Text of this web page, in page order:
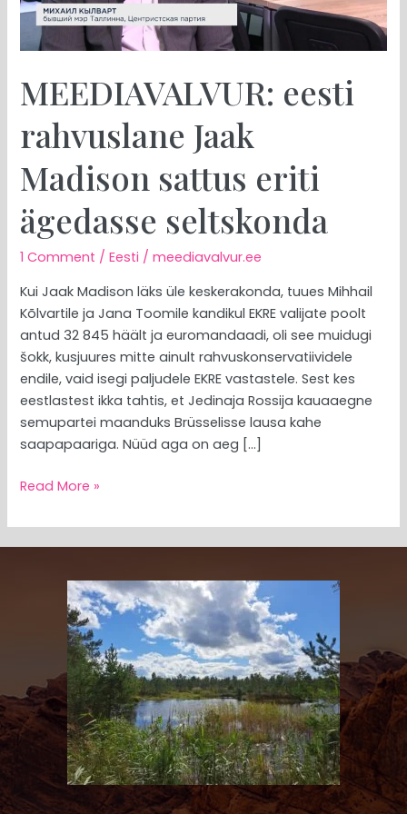
MEEDIAVALVUR: eesti
rahvuslane Jaak
Madison sattus eriti
ägedasse seltskonda
1 Comment /Eesti /meediavalvur.ee
Kui Jaak Madison läks üle keskerakonda, tuues Mihhail
Kõlvartile ja Jana Toomile kandikul EKRE valijate poolt
antud 32 845 häält ja euromandaadi, oli see muidugi
šokk, kusjuures mitte ainult rahvuskonservatiividele
endile, vaid isegi paljudele EKRE vastastele. Sest kes
eestlastest ikka tahtis, et Jedinaja Rossija kauaaegne
semupartei maanduks Brüsselisse lausa kahe
saapapaariga. Nüüd aga on aeg […]
ägedasse
seltskonda
Read More »